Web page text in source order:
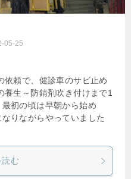
05-25
依頼で、健診車のサビ止め
生～防錆剤吹き付けまで1
初の頃は早朝から始め
りながらやっていました
む